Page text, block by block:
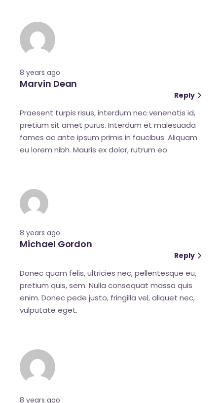
8 years ago
Marvin Dean
Reply
Praesent turpis risus, interdum nec venenatis id,
pretium sit amet purus. Interdum et malesuada
fames ac ante ipsum primis in faucibus. Aliquam
eu lorem nibh. Mauris ex dolor, rutrum eo.
8 years ago
Michael Gordon
Reply
Donec quam felis, ultricies nec, pellentesque eu,
pretium quis, sem. Nulla consequat massa quis
enim. Donec pede justo, fringilla vel, aliquet nec,
vulputate eget.
8 years ago